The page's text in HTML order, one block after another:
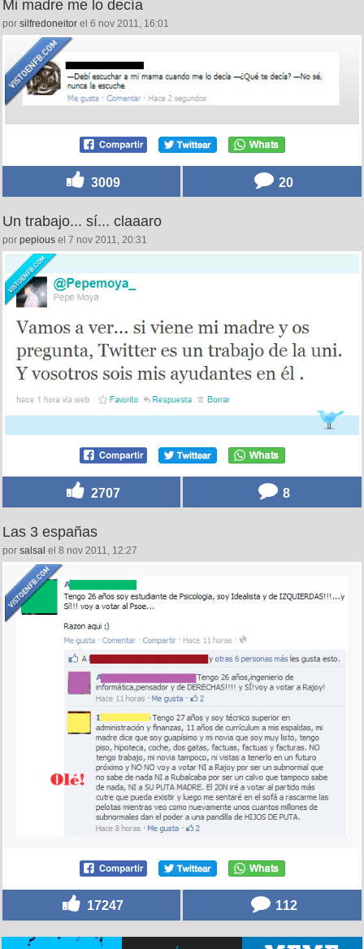
Mi madre me lo decía
por silfredoneitor el 6 nov 2011, 16:01
3009 20
Un trabajo... sí... claaaro
por pepious el 7 nov 2011, 20:31
2707 8
Las 3 españas
por salsal el 8 nov 2011, 12:27
17247 112